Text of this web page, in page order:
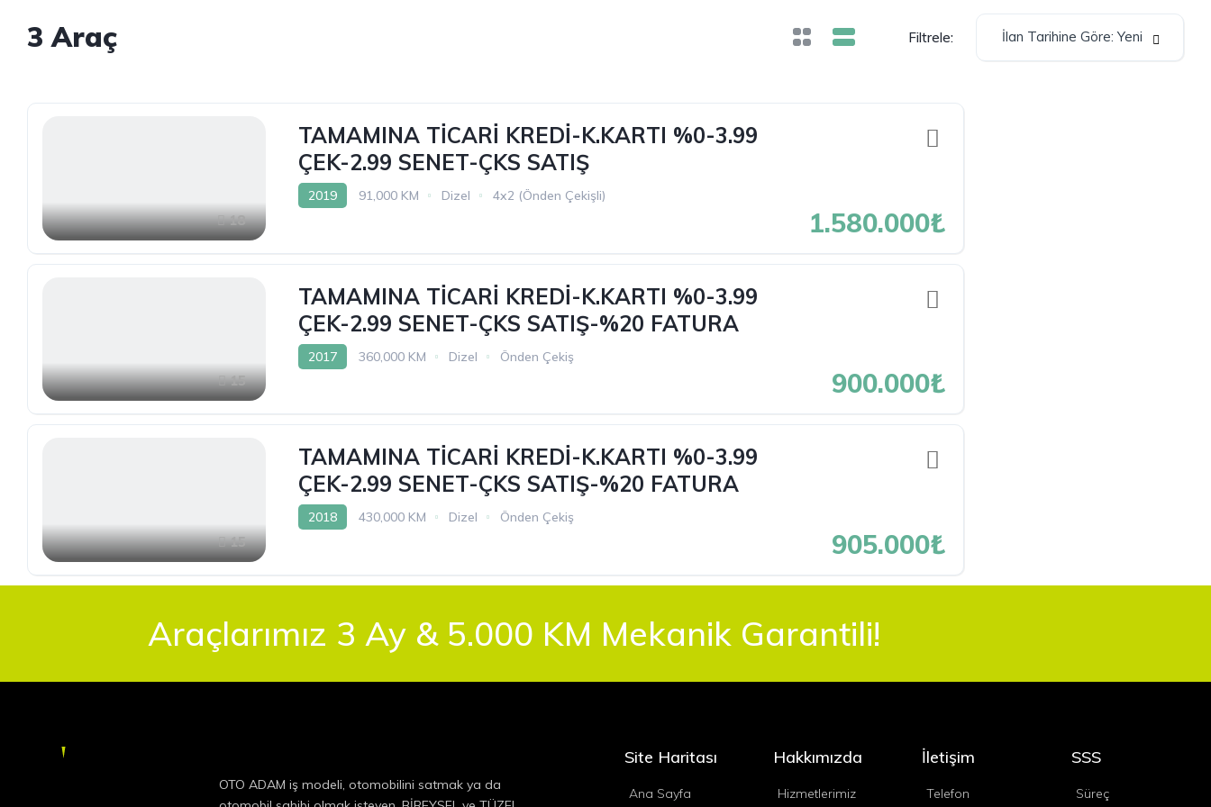
3 Araç Filtrele: İlan Tarihine Göre: Yeni
18
TAMAMINA TİCARİ KREDİ-K.KARTI %0-3.99
ÇEK-2.99 SENET-ÇKS SATIŞ
2019 91,000 KM Dizel 4x2 (Önden Çekişli)
1.580.000₺
15
TAMAMINA TİCARİ KREDİ-K.KARTI %0-3.99
ÇEK-2.99 SENET-ÇKS SATIŞ-%20 FATURA
2017 360,000 KM Dizel Önden Çekiş
900.000₺
15
TAMAMINA TİCARİ KREDİ-K.KARTI %0-3.99
ÇEK-2.99 SENET-ÇKS SATIŞ-%20 FATURA
2018 430,000 KM Dizel Önden Çekiş
905.000₺
Araçlarımız 3 Ay & 5.000 KM Mekanik Garantili!
OTO ADAM iş modeli, otomobilini satmak ya da
Site Haritası
Ana Sayfa
Hakkımızda
Hizmetlerimiz
İletişim
Telefon
SSS
Süreç